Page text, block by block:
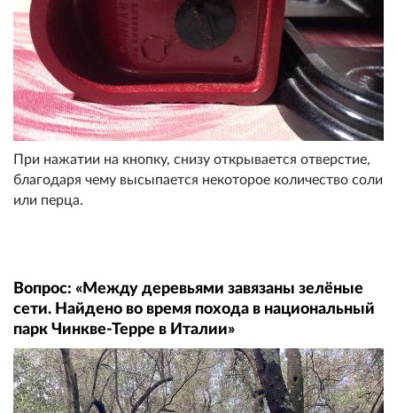
При нажатии на кнопку, снизу открывается отверстие,
благодаря чему высыпается некоторое количество соли
или перца.
Вопрос: «Между деревьями завязаны зелёные
сети. Найдено во время похода в национальный
парк Чинкве-Терре в Италии»